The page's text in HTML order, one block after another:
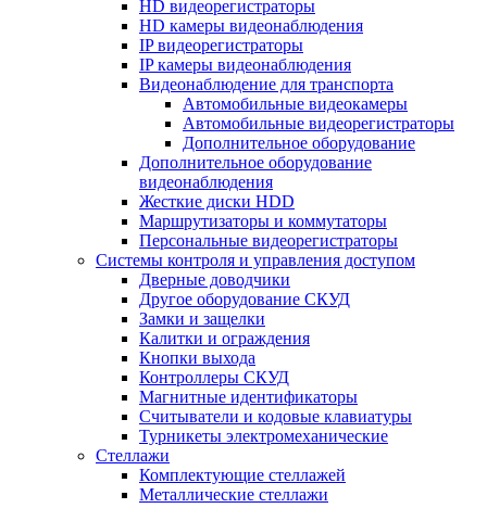
HD видеорегистраторы
HD камеры видеонаблюдения
IP видеорегистраторы
IP камеры видеонаблюдения
Видеонаблюдение для транспорта
Автомобильные видеокамеры
Автомобильные видеорегистраторы
Дополнительное оборудование
Дополнительное оборудование
видеонаблюдения
Жесткие диски HDD
Маршрутизаторы и коммутаторы
Персональные видеорегистраторы
Системы контроля и управления доступом
Дверные доводчики
Другое оборудование СКУД
Замки и защелки
Калитки и ограждения
Кнопки выхода
Контроллеры СКУД
Магнитные идентификаторы
Считыватели и кодовые клавиатуры
Турникеты электромеханические
Стеллажи
Комплектующие стеллажей
Металлические стеллажи